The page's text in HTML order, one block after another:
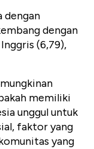
dengan
dengan
(6,79),
memiliki
unggul untuk
faktor yang
yang